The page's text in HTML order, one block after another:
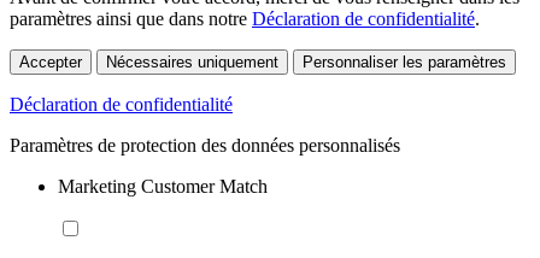
paramètres ainsi que dans notre Déclaration de confidentialité.
Accepter Nécessaires uniquement Personnaliser les paramètres
Déclaration de confidentialité
Paramètres de protection des données personnalisés
Marketing Customer Match